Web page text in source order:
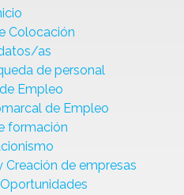
Colocación
as
de personal
Empleo
de Empleo
formación
de empresas